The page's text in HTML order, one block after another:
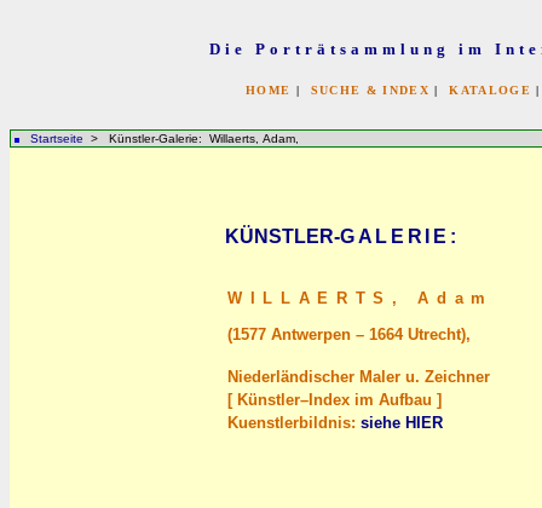
Die Porträtsammlung im
HOME | SUCHE & INDEX |KATALOGE
Startseite > Künstler-Galerie: Willaerts, Adam,
KÜNSTLER-GALERIE :
WILLAERTS,
Adam
(1577 Antwerpen – 1664 Utrecht),
Niederländischer Maler u. Zeichner
[ Künstler–Index im Aufbau ]
Kuenstlerbildnis: siehe HIER